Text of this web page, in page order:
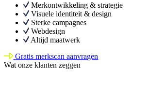
Merkontwikkeling & strategie
Visuele identiteit & design
Sterke campagnes
Webdesign
Altijd maatwerk
Gratis merkscan aanvragen
Wat onze klanten zeggen